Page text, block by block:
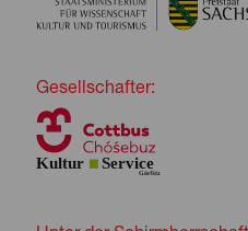
Gesellschafter: